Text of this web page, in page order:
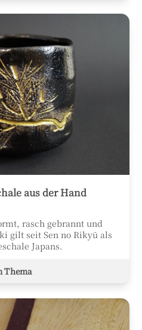
aus der Hand
rasch gebrannt und
gilt seit Sen no Rikyū als
Japans.
Thema